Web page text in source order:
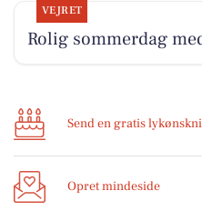
VEJRET
Rolig sommerdag
Send en gratis
Opret mindeside